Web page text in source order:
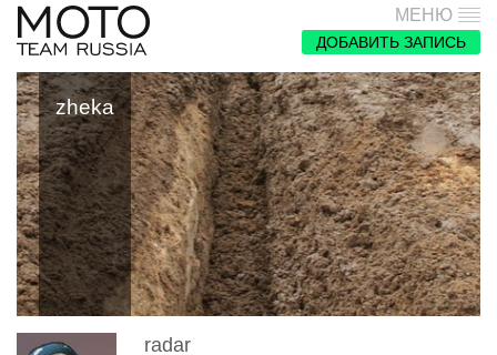
МЕНЮ
ДОБАВИТЬ ЗАПИСЬ
zheka
radar